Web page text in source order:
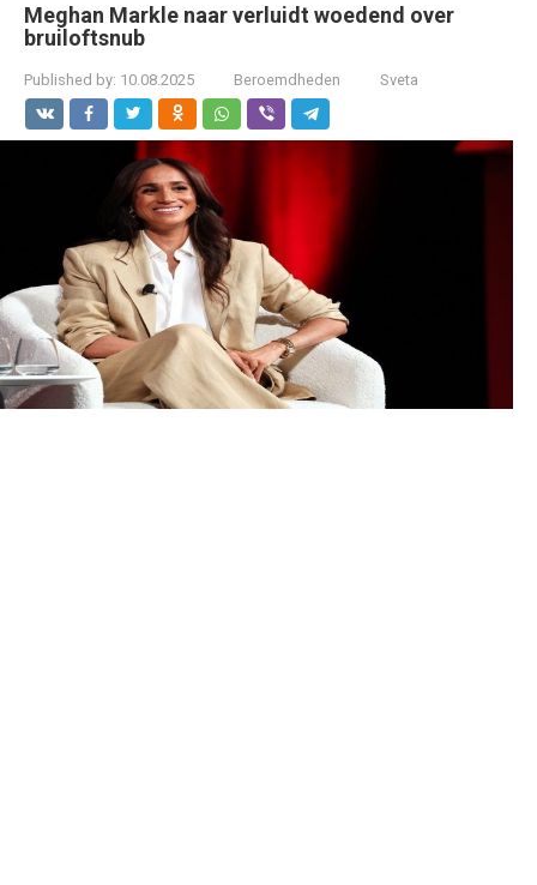
Meghan Markle naar verluidt woedend over
bruiloftsnub
Published by: 10.08.2025 Beroemdheden Sveta